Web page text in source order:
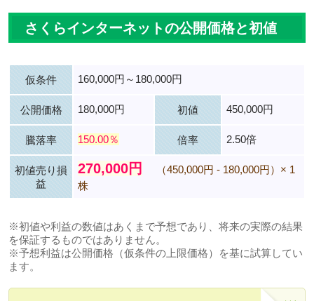
さくらインターネットの公開価格と初値
仮条件 160,000円～180,000円
公開価格 180,000円 初値 450,000円
騰落率 150.00％ 倍率 2.50倍
初値売り損
益
270,000円
（450,000円 - 180,000円）× 1
株
※初値や利益の数値はあくまで予想であり、将来の実際の結果
を保証するものではありません。
※予想利益は公開価格（仮条件の上限価格）を基に試算してい
ます。